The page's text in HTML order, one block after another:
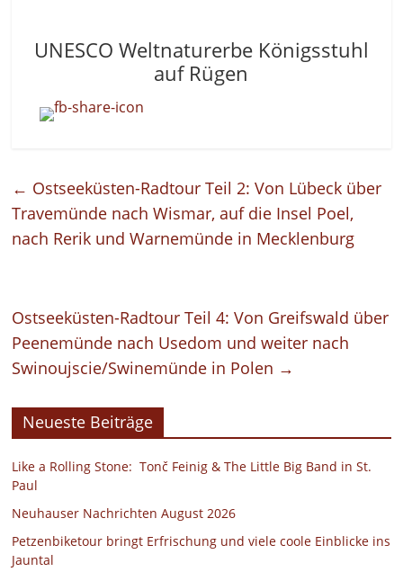
UNESCO Weltnaturerbe Königsstuhl
auf Rügen
← Ostseeküsten-Radtour Teil 2: Von Lübeck über
Travemünde nach Wismar, auf die Insel Poel,
nach Rerik und Warnemünde in Mecklenburg
Ostseeküsten-Radtour Teil 4: Von Greifswald über
Peenemünde nach Usedom und weiter nach
Swinoujscie/Swinemünde in Polen →
Neueste Beiträge
Like a Rolling Stone: Tonč Feinig & The Little Big Band in St.
Paul
Neuhauser Nachrichten August 2026
Petzenbiketour bringt Erfrischung und viele coole Einblicke ins
Jauntal